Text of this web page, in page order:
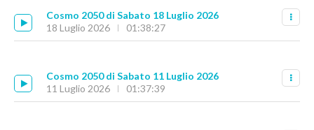
Cosmo 2050 di Sabato 18 Luglio 2026
18 Luglio 2026
01:38:27
Cosmo 2050 di Sabato 11 Luglio 2026
11 Luglio 2026
01:37:39